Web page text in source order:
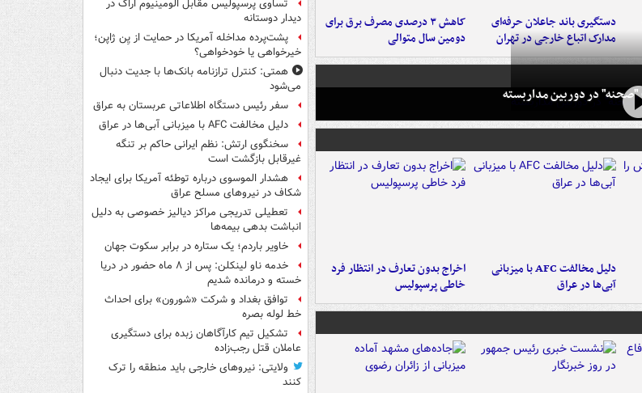
دستگیری باند جاعلان حرفه‌ای
مدارک اتباع خارجی در تهران
کاهش ۳ درصدی مصرف برق برای
دومین سال متوالی
دلیل مخالفت AFC با میزبانی
آبی‌ها در عراق
اخراج بدون تعارف در انتظار فرد
خاطی پرسپولیس
تساوی پرسپولیس مقابل الومینیوم اراک در
دیدار دوستانه
پشت‌پرده مداخله آمریکا در حمایت از یِن ژاپن؛
خیرخواهی یا خودخواهی؟
همتی: کنترل ترازنامه بانک‌ها با جدیت دنبال
می‌شود
سفر رئیس دستگاه اطلاعاتی عربستان به عراق
دلیل مخالفت AFC با میزبانی آبی‌ها در عراق
سخنگوی ارتش: نظم ایرانی حاکم بر تنگه
غیرقابل بازگشت است
هشدار الموسوی درباره توطئه آمریکا برای ایجاد
شکاف در نیروهای مسلح عراق
تعطیلی تدریجی مراکز دیالیز خصوصی به دلیل
انباشت بدهی بیمه‌ها
خاویر باردم؛ یک ستاره در برابر سکوت جهان
خدمه ناو لینکلن: پس از ۸ ماه حضور در دریا
خسته و درمانده‌ شدیم
توافق بغداد و شرکت «شورون» برای احداث
خط لوله بصره
تشکیل تیم کارآگاهان زبده برای دستگیری
عاملان قتل رجب‌زاده
ولایتی: نیروهای خارجی باید منطقه را ترک
کنند